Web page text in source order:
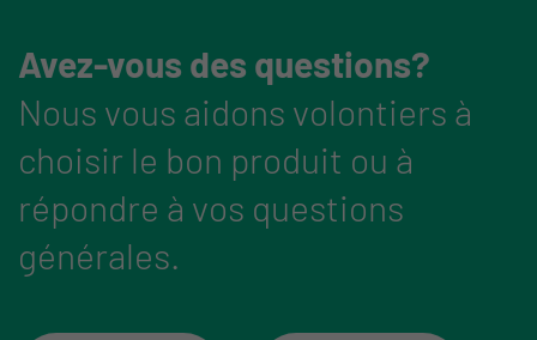
Avez-vous des questions?
Nous vous aidons volontiers à
choisir le bon produit ou à
répondre à vos questions
générales.